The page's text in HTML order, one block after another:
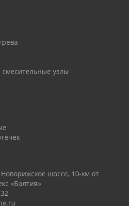
узлы
шоссе, 10-км от
«Балтия»